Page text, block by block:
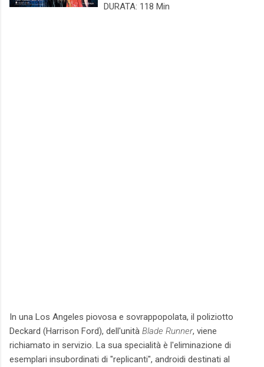
DURATA: 118 Min
In una Los Angeles piovosa e sovrappopolata, il poliziotto
Deckard (Harrison Ford), dell'unità Blade Runner, viene
richiamato in servizio. La sua specialità è l'eliminazione di
esemplari insubordinati di "replicanti", androidi destinati al